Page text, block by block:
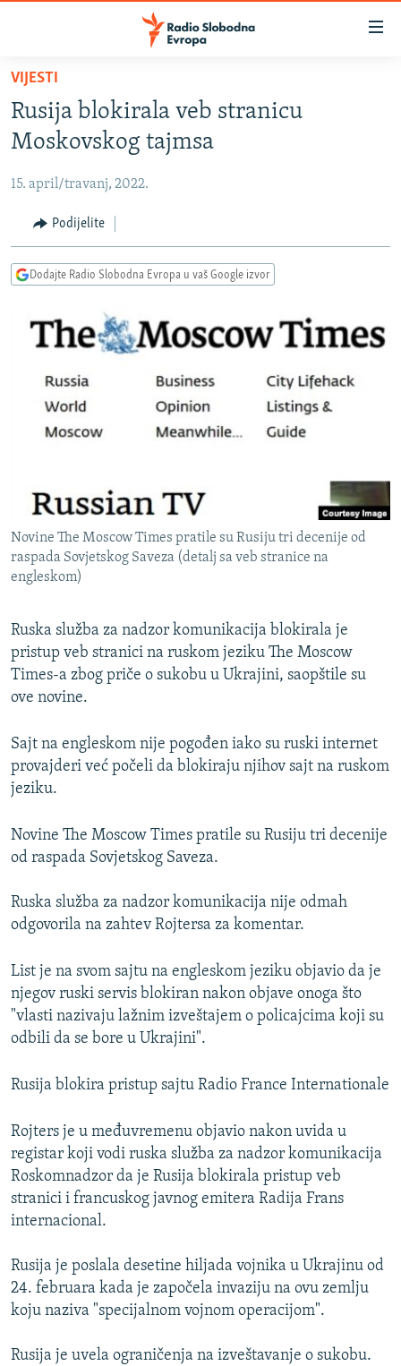
Pređite
glavni
sadržaj
na
navigaciju
Pređite
na
BOSNA I HERCEGOVINA
KOSOVO
CRNA GORA
VIDEO
FOTOGALERIJE
INFOGRAFIKE
PODCASTI
RAT U UKRAJINI
KINA NA BALKANU
RSE PRIČE IZ SVIJETA
ISPRIČAJ MI
VIŠE OD NASLOVA
GENOCID U SREBRENICI
POPLAVE I KLIZIŠTA U BIH 2024.
POST SCRIPTUM
MOJA EVROPA
SVE KARTE DEJTONA
NASTANAK I RASPAD JUGOSLAVIJE
PRATITE NAS
VIJESTI
Rusija blokirala veb stranicu
Moskovskog tajmsa
15. april/travanj, 2022.
Podijelite
Dodajte Radio Slobodna Evropa u vaš Google izvor
Novine The Moscow Times pratile su Rusiju tri decenije od
raspada Sovjetskog Saveza (detalj sa veb stranice na
engleskom)
Ruska služba za nadzor komunikacija blokirala je
pristup veb stranici na ruskom jeziku The Moscow
Times-a zbog priče o sukobu u Ukrajini, saopštile su
ove novine.
Sajt na engleskom nije pogođen iako su ruski internet
provajderi već počeli da blokiraju njihov sajt na ruskom
jeziku.
Novine The Moscow Times pratile su Rusiju tri decenije
od raspada Sovjetskog Saveza.
Ruska služba za nadzor komunikacija nije odmah
odgovorila na zahtev Rojtersa za komentar.
List je na svom sajtu na engleskom jeziku objavio da je
njegov ruski servis blokiran nakon objave onoga što
"vlasti nazivaju lažnim izveštajem o policajcima koji su
odbili da se bore u Ukrajini".
Rusija blokira pristup sajtu Radio France Internationale
Rojters je u međuvremenu objavio nakon uvida u
registar koji vodi ruska služba za nadzor komunikacija
Roskomnadzor da je Rusija blokirala pristup veb
stranici i francuskog javnog emitera Radija Frans
internacional.
Rusija je poslala desetine hiljada vojnika u Ukrajinu od
24. februara kada je započela invaziju na ovu zemlju
koju naziva "specijalnom vojnom operacijom".
Rusija je uvela ograničenja na izveštavanje o sukobu.